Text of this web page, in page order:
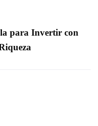
para Invertir con